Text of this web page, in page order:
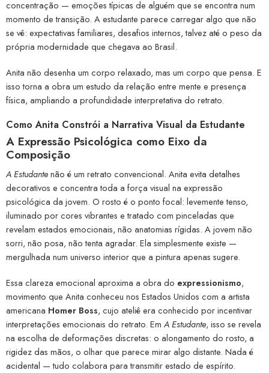
concentração — emoções típicas de alguém que se encontra num
momento de transição. A estudante parece carregar algo que não
se vê: expectativas familiares, desafios internos, talvez até o peso da
própria modernidade que chegava ao Brasil.
Anita não desenha um corpo relaxado, mas um corpo que pensa. E
isso torna a obra um estudo da relação entre mente e presença
física, ampliando a profundidade interpretativa do retrato.
Como Anita Constrói a Narrativa Visual da Estudante
A Expressão Psicológica como Eixo da
Composição
A Estudantenão é um retrato convencional. Anita evita detalhes
decorativos e concentra toda a força visual na expressão
psicológica da jovem. O rosto é o ponto focal: levemente tenso,
iluminado por cores vibrantes e tratado com pinceladas que
revelam estados emocionais, não anatomias rígidas. A jovem não
sorri, não posa, não tenta agradar. Ela simplesmente existe —
mergulhada num universo interior que a pintura apenas sugere.
Essa clareza emocional aproxima a obra do expressionismo,
movimento que Anita conheceu nos Estados Unidos com a artista
americana Homer Boss, cujo ateliê era conhecido por incentivar
interpretações emocionais do retrato. Em A Estudante, isso se revela
na escolha de deformações discretas: o alongamento do rosto, a
rigidez das mãos, o olhar que parece mirar algo distante. Nada é
acidental — tudo colabora para transmitir estado de espírito.